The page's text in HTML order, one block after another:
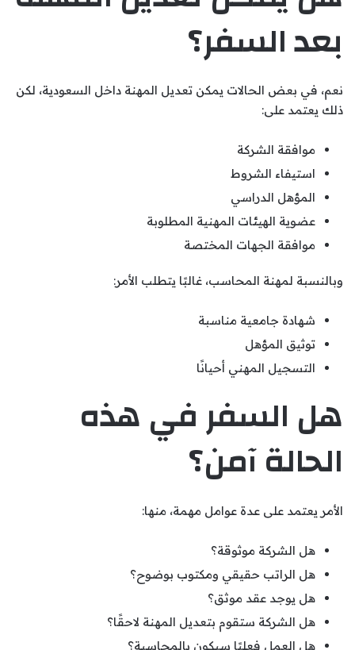
بعد السفر؟
نعم، في بعض الحالات يمكن تعديل المهنة داخل السعودية، لكن
ذلك يعتمد على:
موافقة الشركة
استيفاء الشروط
المؤهل الدراسي
عضوية الهيئات المهنية المطلوبة
موافقة الجهات المختصة
وبالنسبة لمهنة المحاسب، غالبًا يتطلب الأمر:
شهادة جامعية مناسبة
توثيق المؤهل
التسجيل المهني أحيانًا
هل السفر في هذه
الحالة آمن؟
الأمر يعتمد على عدة عوامل مهمة، منها:
هل الشركة موثوقة؟
هل الراتب حقيقي ومكتوب بوضوح؟
هل يوجد عقد موثق؟
هل الشركة ستقوم بتعديل المهنة لاحقًا؟
هل العمل فعليًا سيكون بالمحاسبة؟